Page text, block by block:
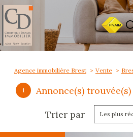
Accueil 0
Agence immobilière Brest Vente
1 Annonce(s)
Trier par Les plus